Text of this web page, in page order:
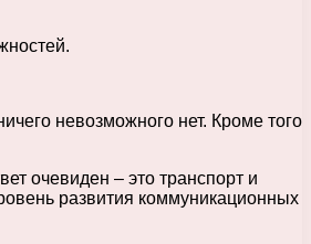
невозможного нет. Кроме того
очевиден – это транспорт и
развития коммуникационных